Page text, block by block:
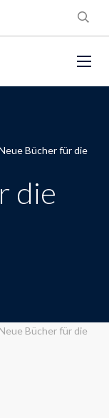
Bücher für die
die
Neue Bücher für die